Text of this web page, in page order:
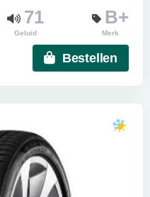
71
Geluid
B+
Merk
Bestellen